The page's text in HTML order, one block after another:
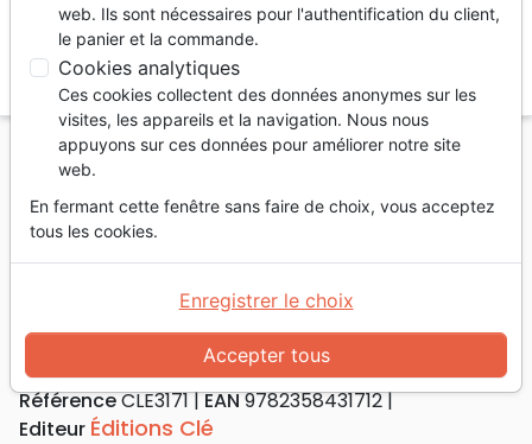
Accueil Livres
Témoignages, biographies
témoignent
Elles ont vu la fidélité de Dieu
16 femmes témoignent
Dir. éditorial :Angie Velasquez Thornton
Collectif
RéférenceCLE3171 EAN9782358431712
Editeur Éditions Clé
web. Ils sont nécessaires pour l'authentification du client,
le panier et la commande.
Cookies analytiques
Ces cookies collectent des données anonymes sur les
visites, les appareils et la navigation. Nous nous
appuyons sur ces données pour améliorer notre site
web.
En fermant cette fenêtre sans faire de choix, vous acceptez
tous les cookies.
Accepter tous
Enregistrer le choix